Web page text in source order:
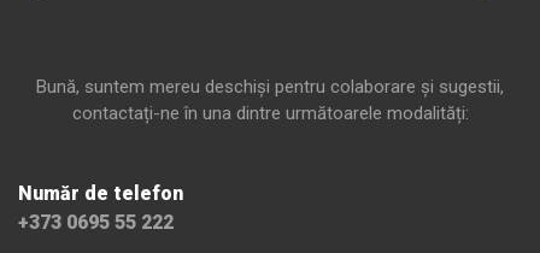
Bună, suntem mereu deschiși pentru colaborare și sugestii,
contactați-ne în una dintre următoarele modalități:
Număr de telefon
+373 0695 55 222